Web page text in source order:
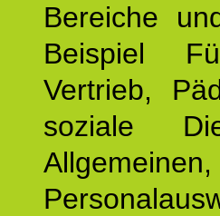
Bereiche
Beispiel
Vertrieb,
soziale